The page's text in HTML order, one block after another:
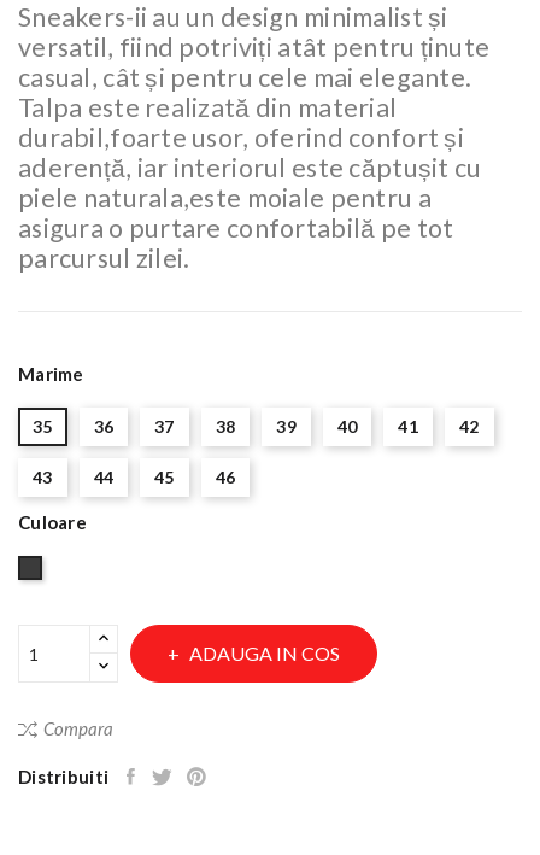
Sneakers-ii au un design minimalist și
versatil, fiind potriviți atât pentru ținute
casual, cât și pentru cele mai elegante.
Talpa este realizată din material
durabil,foarte usor, oferind confort și
aderență, iar interiorul este căptușit cu
piele naturala,este moiale pentru a
asigura o purtare confortabilă pe tot
parcursul zilei.
Marime
35 36 37 38 39 40 41 42
43 44 45 46
Culoare
ADAUGA IN COS
Compara
Distribuiti